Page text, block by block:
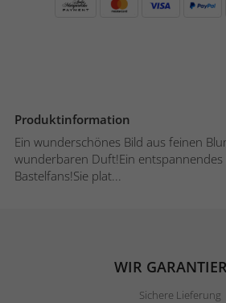
Produktinformation
Ein wunderschönes Bild aus feinen
wunderbaren Duft!Ein
Bastelfans!Sie plat...
WIR
Sichere Lieferung